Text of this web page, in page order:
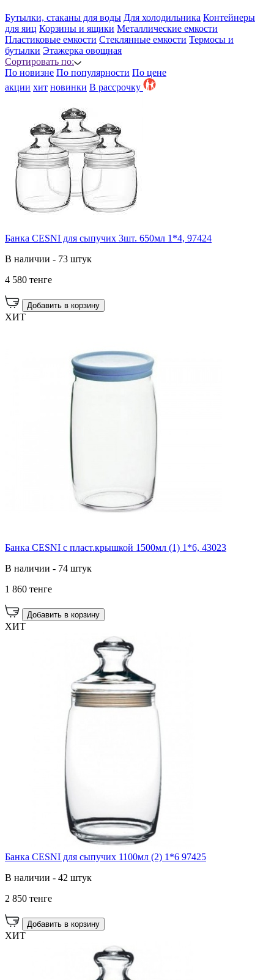
Бутылки, стаканы для воды Для холодильника Контейнеры
для яиц Корзины и ящики Металлические емкости
Пластиковые емкости Стеклянные емкости Термосы и
бутылки Этажерка овощная
Сортировать по:
По новизне По популярности По цене
акции хит новинки B рассрочку
Банка CESNI для сыпучих 3шт. 650мл 1*4, 97424
В наличии - 73 штук
4 580 тенге
Добавить в корзину
ХИТ
Банка CESNI с пласт.крышкой 1500мл (1) 1*6, 43023
В наличии - 74 штук
1 860 тенге
Добавить в корзину
ХИТ
Банка CESNI для сыпучих 1100мл (2) 1*6 97425
В наличии - 42 штук
2 850 тенге
Добавить в корзину
ХИТ